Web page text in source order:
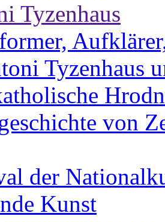
Tyzenhaus
Tyzenhaus
von
der
Kunst